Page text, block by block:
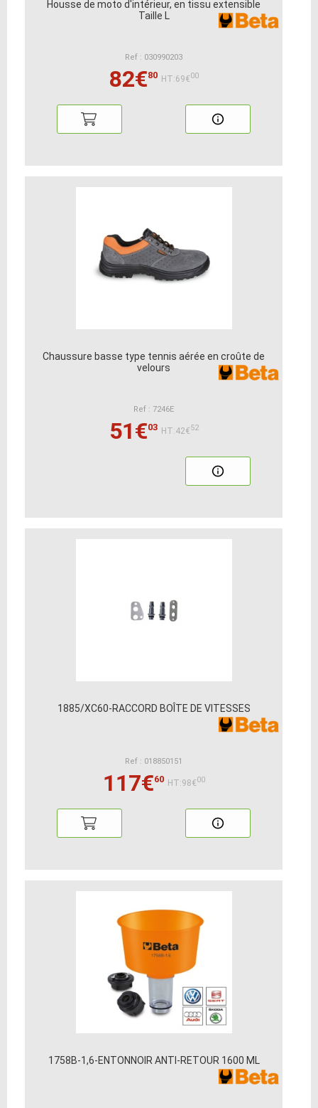
Housse de moto d'intérieur, en tissu extensible
Taille L
Ref : 030990203
82€80 HT:69€00
Chaussure basse type tennis aérée en croûte de
velours
Ref : 7246E
51€03 HT:42€52
1885/XC60-RACCORD BOÎTE DE VITESSES
Ref : 018850151
117€60 HT:98€00
1758B-1,6-ENTONNOIR ANTI-RETOUR 1600 ML